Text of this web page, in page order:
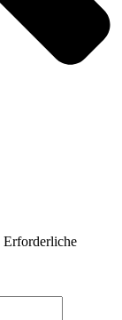
Erforderliche